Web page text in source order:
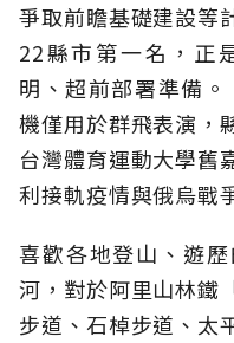
爭取前瞻基礎建設等
22縣市第一名，正
明、超前部署準備
機僅用於群飛表演，
台灣體育運動大學舊
利接軌疫情與俄烏戰
喜歡各地登山、遊
河，對於阿里山林鐵
步道、石棹步道、